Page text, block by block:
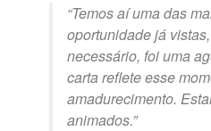
“Temos aí uma das
oportunidade já
necessário, foi uma
carta reflete esse
amadurecimento.
animados.”